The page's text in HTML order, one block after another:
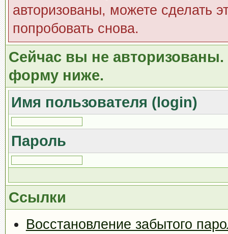
авторизованы, можете сделать
попробовать снова.
Сейчас вы не авторизованы.
форму ниже.
Имя пользователя (login)
Пароль
Ссылки
Восстановление забытого